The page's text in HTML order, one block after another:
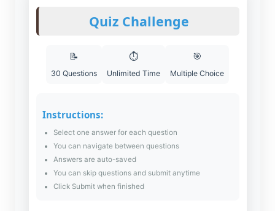
Quiz Challenge
📝
30 Questions
⏱️
Unlimited Time
🎯
Multiple Choice
Instructions:
Select one answer for each question
You can navigate between questions
Answers are auto-saved
You can skip questions and submit anytime
Click Submit when finished